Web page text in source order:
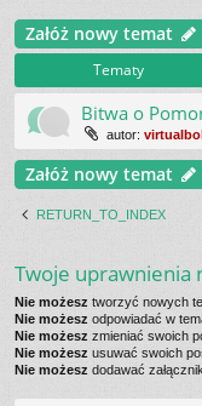
IN
K
S
Załóż nowy temat
Tematy
Bitwa o
autor:
Załóż nowy temat
RETURN_TO_INDEX
Twoje uprawnienia
Nie możesz tworzyć nowych
Nie możesz odpowiadać w
Nie możesz zmieniać swoich
Nie możesz usuwać swoich
Nie możesz dodawać